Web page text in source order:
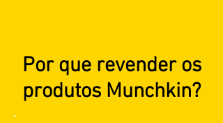
Por que revender os
produtos Munchkin?